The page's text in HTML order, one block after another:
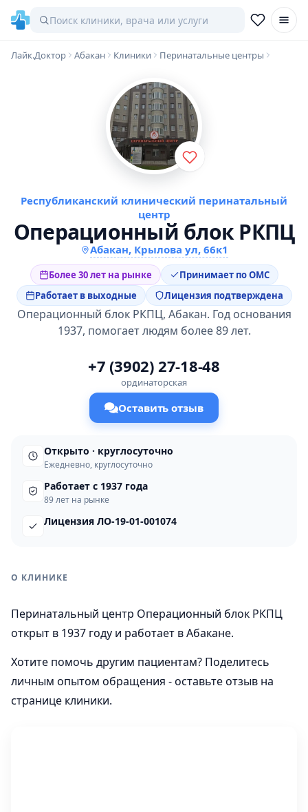
Лайк.Доктор Абакан Клиники Перинатальные центры
Республиканский клинический перинатальный
центр
Операционный блок РКПЦ
Абакан, Крылова ул, 66к1
Более 30 лет на рынке
Принимает по ОМС
Работает в выходные
Лицензия подтверждена
Операционный блок РКПЦ, Абакан. Год основания
1937, помогает людям более 89 лет.
+7 (3902) 27-18-48
ординаторская
Оставить отзыв
Открыто · круглосуточно
Ежедневно, круглосуточно
Работает с 1937 года
89 лет на рынке
Лицензия ЛО-19-01-001074
О КЛИНИКЕ
Перинатальный центр Операционный блок РКПЦ
открыт в 1937 году и работает в Абакане.
Хотите помочь другим пациентам? Поделитесь
личным опытом обращения - оставьте отзыв на
странице клиники.